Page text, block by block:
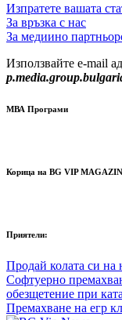
Изпратете вашата
За връзка с нас
За медиино
Използвайте e-mail
МВА Програми
Корица на BG VIP
Приятели:
Продай колата си на
Софтуерно
обезщетение при
Премахване на егр